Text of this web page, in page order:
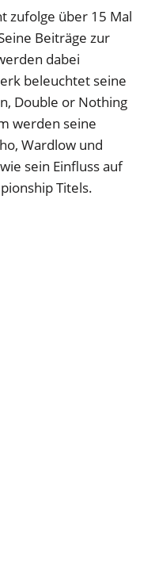
zufolge über 15 Mal
Beiträge zur
dabei
beleuchtet seine
Double or Nothing
werden seine
Wardlow und
sein Einfluss auf
Titels.